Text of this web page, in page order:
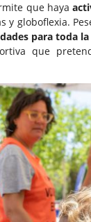
que haya
y globoflexia.
para toda
que